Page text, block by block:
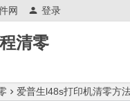
网 登录
清零
爱普生l48s打印机清零方